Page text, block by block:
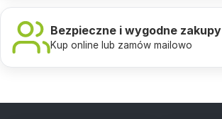
Bezpieczne i wygodne zakupy
Kup online lub zamów mailowo